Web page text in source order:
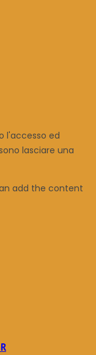
l'accesso ed
lasciare una
add the content